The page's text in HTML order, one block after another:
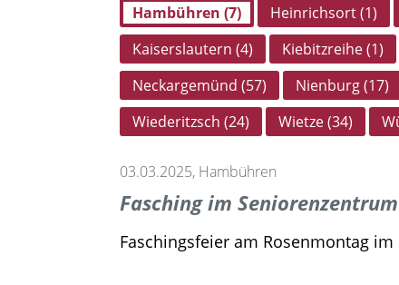
Hambühren (7)
Heinrichsort (1)
Kaiserslautern (4)
Kiebitzreihe (1)
Neckargemünd (57)
Nienburg (17)
Wiederitzsch (24)
Wietze (34)
03.03.2025, Hambühren
Fasching im
Faschingsfeier am Rosenmontag